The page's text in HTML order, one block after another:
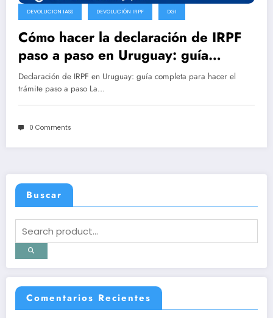
DEVOLUCION IASS DEVOLUCIÓN IRPF DGI
Cómo hacer la declaración de IRPF
paso a paso en Uruguay: guía
completa 2026
Declaración de IRPF en Uruguay: guía completa para hacer el
trámite paso a paso La…
0 Comments
Buscar
Comentarios Recientes